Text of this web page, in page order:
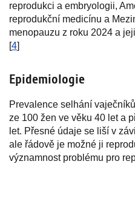
reprodukci a embryologii,
reprodukční medicínu a
menopauzu z roku 2024 a
[4]
Epidemiologie
Prevalence selhání
ze 100 žen ve věku 40 let a
let. Přesné údaje se liší v
ale řádově je možné ji
významnost problému pro